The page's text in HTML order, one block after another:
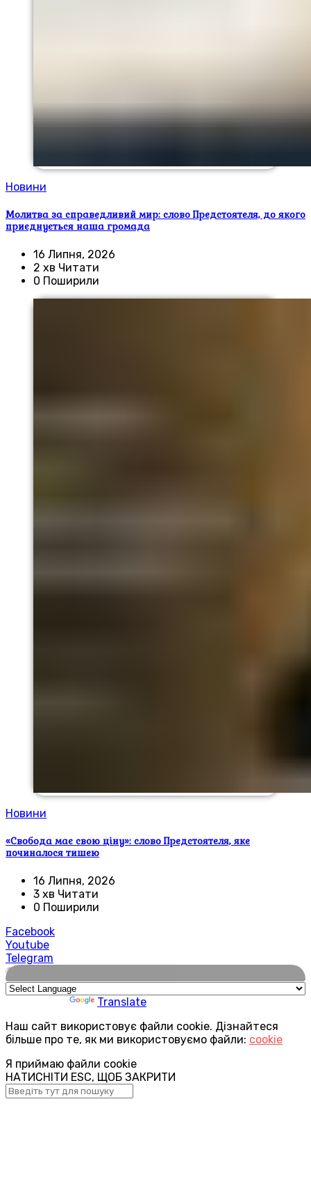
Новини
Молитва за справедливий мир: слово Предстоятеля, до якого
приєднується наша громада
16 Липня, 2026
2 хв Читати
0 Поширили
Новини
«Свобода має свою ціну»: слово Предстоятеля, яке
починалося тишею
16 Липня, 2026
3 хв Читати
0 Поширили
Facebook
Youtube
Telegram
🌍
Translate
Наш сайт використовує файли cookie. Дізнайтеся
більше про те, як ми використовуємо файли: cookie
Я приймаю файли cookie
НАТИСНІТИ ESC, ЩОБ ЗАКРИТИ